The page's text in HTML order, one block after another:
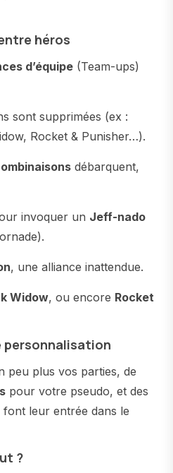
héros
d’équipe (Team-ups)
sont supprimées (ex :
Rocket & Punisher…).
débarquent,
invoquer un Jeff-nado
, une alliance inattendue.
Widow, ou encore Rocket
personnalisation
peu plus vos parties, de
pour votre pseudo, et des
font leur entrée dans le
?